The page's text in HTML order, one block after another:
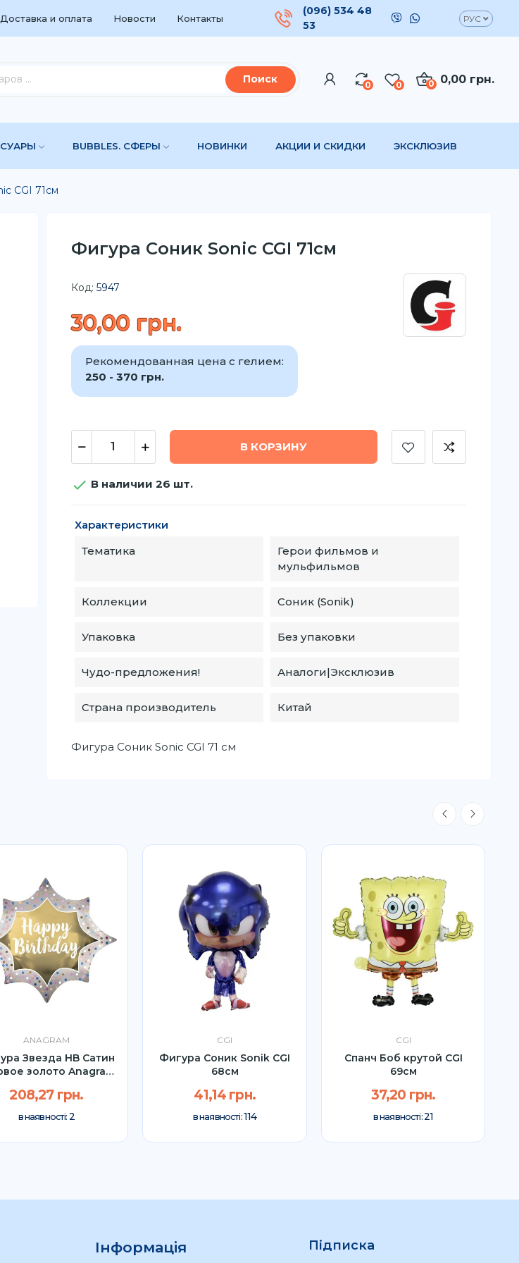
Доставка и оплата Новости Контакты
(096) 534 48
53
РУС
Поиск 0 0 0,00 грн.
0
BUBBLES. СФЕРЫ НОВИНКИ АКЦИИ И СКИДКИ ЭКСКЛЮЗИВ
CGI 71см
Фигура Соник Sonic CGI 71см
Код: 5947
30,00 грн.
Рекомендованная цена с гелием:
250 - 370 грн.
В КОРЗИНУ
 В наличии 26 шт.
Характеристики
Тематика
Герои фильмов и
мульфильмов
Коллекции Соник (Sonik)
Упаковка Без упаковки
Чудо-предложения! Аналоги|Эксклюзив
Страна производитель Китай
Фигура Соник Sonic CGI 71 см
ANAGRAM
Звезда HB Сатин
золото Anagram
208,27 грн.
в наявності: 2
CGI
Фигура Соник Sonik CGI
68см
41,14 грн.
в наявності:114
CGI
Спанч Боб крутой CGI
69см
37,20 грн.
в наявності:21
Інформація Підписка